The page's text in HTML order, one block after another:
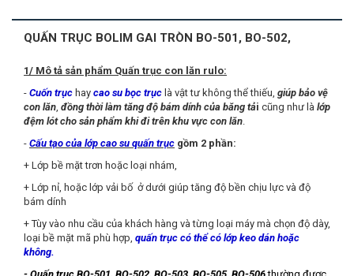
QUẤN TRỤC BOLIM GAI TRÒN BO-501, BO-502,
1/ Mô tả sản phẩm Quấn trục con lăn rulo:
- Cuốn trục hay cao su bọc trục là vật tư không thể thiếu, giúp bảo vệ
con lăn, đồng thời làm tăng độ bám dính của băng tải cũng như là lớp
đệm lót cho sản phẩm khi đi trên khu vực con lăn.
- Cấu tạo của lớp cao su quấn trục gồm 2 phần:
+ Lớp bề mặt trơn hoặc loại nhám,
+ Lớp nỉ, hoặc lớp vải bố ở dưới giúp tăng độ bền chịu lực và độ
bám dính
+ Tùy vào nhu cầu của khách hàng và từng loại máy mà chọn độ dày,
loại bề mặt mã phù hợp, quấn trục có thể có lớp keo dán hoặc
không.